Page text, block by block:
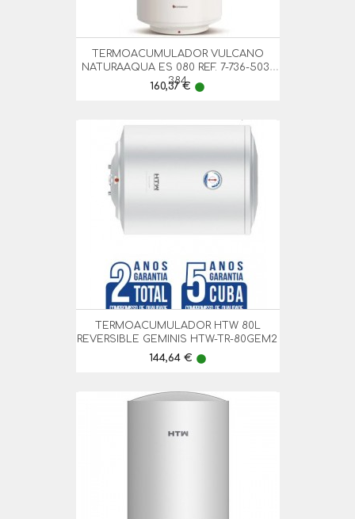
TERMOACUMULADOR VULCANO
NATURAAQUA ES 080 REF. 7-736-503-
384
Preço
160,37 € lens
TERMOACUMULADOR HTW 80L
REVERSIBLE GEMINIS HTW-TR-80GEM2
Preço
144,64 € lens